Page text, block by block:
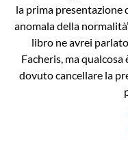
la prima presentazione
anomala della
libro ne avrei
Facheris, ma
dovuto cancellare la